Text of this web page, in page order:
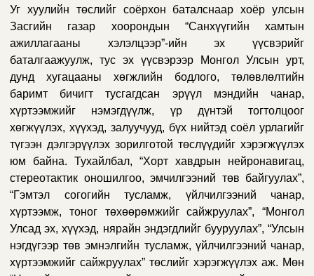
Уг хуулийн төслийг соёрхон баталснаар хоёр улсын
Засгийн газар хоорондын “Санхүүгийн хамтын
ажиллагааны хэлэлцээр”-ийн эх үүсвэрийг
баталгаажуулж, тус эх үүсвэрээр Монгол Улсын урт,
дунд хугацааны хөгжлийн бодлого, төлөвлөлтийн
баримт бичигт тусгагдсан эрүүл мэндийн чанар,
хүртээмжийг нэмэгдүүлж, үр дүнтэй тогтолцоог
хөгжүүлэх, хүүхэд, залуучууд, бүх нийтэд соёл урлагийг
түгээн дэлгэрүүлэх зорилготой төслүүдийг хэрэгжүүлэх
юм байна. Тухайлбал, “Хорт хавдрын нейронавигац,
стереотактик оношилгоо, эмчилгээний төв байгуулах”,
“Гэмтэл согогийн тусламж, үйлчилгээний чанар,
хүртээмж, тоног төхөөрөмжийг сайжруулах”, “Монгол
Улсад эх, хүүхэд, нярайн эндэгдлийг бууруулах”, “Улсын
нэгдүгээр төв эмнэлгийн тусламж, үйлчилгээний чанар,
хүртээмжийг сайжруулах” төслийг хэрэгжүүлэх аж. Мөн